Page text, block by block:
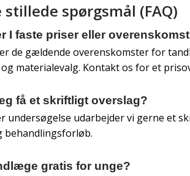
stillede spørgsmål (FAQ)
I faste priser eller
de gældende overenskomster for
materialevalg. Kontakt os for et
få et skriftligt overslag?
undersøgelse udarbejder vi gerne et
behandlingsforløb.
gratis for unge?